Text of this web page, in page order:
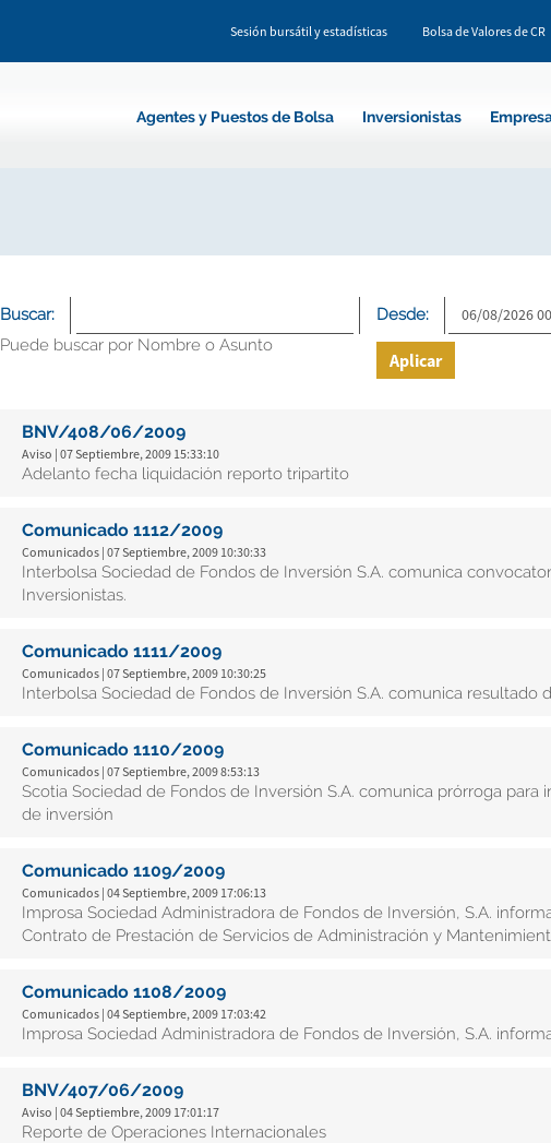
Sesión bursátil y estadísticas Bolsa de Valores de CR
Agentes y Puestos de Bolsa Inversionistas
Buscar:
Puede buscar por Nombre o Asunto
Desde:
Aplicar
BNV/408/06/2009
Aviso | 07 Septiembre, 2009 15:33:10
Adelanto fecha liquidación reporto tripartito
Comunicado 1112/2009
Comunicados | 07 Septiembre, 2009 10:30:33
Interbolsa Sociedad de Fondos de Inversión S.A. comunica
Inversionistas.
Comunicado 1111/2009
Comunicados | 07 Septiembre, 2009 10:30:25
Interbolsa Sociedad de Fondos de Inversión S.A. comunica resultado
Comunicado 1110/2009
Comunicados | 07 Septiembre, 2009 8:53:13
Scotia Sociedad de Fondos de Inversión S.A. comunica prórroga
de inversión
Comunicado 1109/2009
Comunicados | 04 Septiembre, 2009 17:06:13
Improsa Sociedad Administradora de Fondos de Inversión, S.A.
Contrato de Prestación de Servicios de Administración y
Comunicado 1108/2009
Comunicados | 04 Septiembre, 2009 17:03:42
Improsa Sociedad Administradora de Fondos de Inversión, S.A.
BNV/407/06/2009
Aviso | 04 Septiembre, 2009 17:01:17
Reporte de Operaciones Internacionales